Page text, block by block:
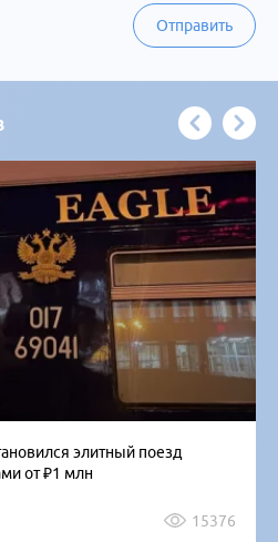
Отправить
элитный поезд
от ₽1 млн
15376